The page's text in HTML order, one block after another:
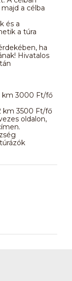
a célba
és a
a túra
ha
Hivatalos
km 3000 Ft/fő
km 3500 Ft/fő
oldalon,